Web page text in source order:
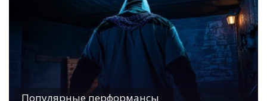
Популярные перформансы